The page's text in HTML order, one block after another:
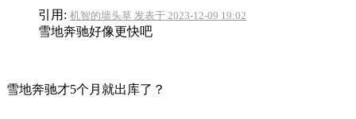
引用: 机智的墙头草 发表于 2023-12-09 19:02
雪地奔驰好像更快吧
雪地奔驰才5个月就出库了？